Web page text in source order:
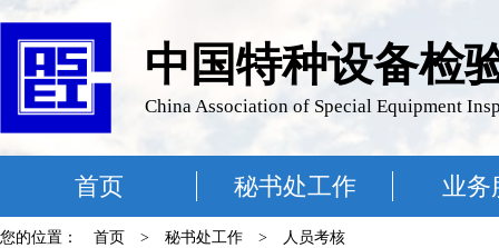
中国特种设备检
China Association of Special Equipment
首页 秘书处工作 业务
您的位置： 首页 > 秘书处工作 > 人员考核